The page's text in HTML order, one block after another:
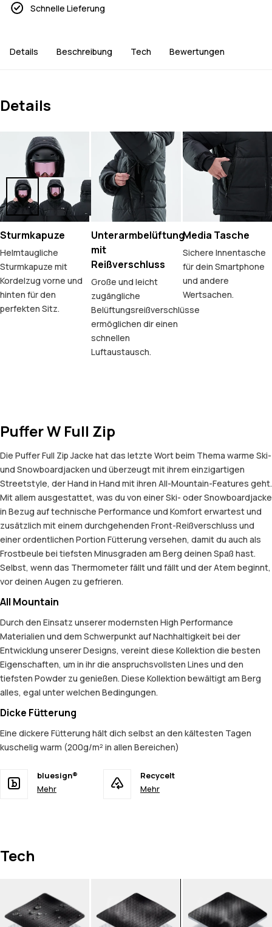
Schnelle Lieferung
Details Beschreibung Tech Bewertungen
Details
Sturmkapuze
Helmtaugliche
Sturmkapuze mit
Kordelzug vorne und
hinten für den
perfekten Sitz.
Unterarmbelüftung
mit
Reißverschluss
Große und leicht
zugängliche
Belüftungsreißverschlüsse
ermöglichen dir einen
schnellen
Luftaustausch.
Media Tasche
Sichere Innentasche
für dein Smartphone
und andere
Wertsachen.
Puffer W Full Zip
Die Puffer Full Zip Jacke hat das letzte Wort beim Thema warme Ski-
und Snowboardjacken und überzeugt mit ihrem einzigartigen
Streetstyle, der Hand in Hand mit ihren All-Mountain-Features geht.
Mit allem ausgestattet, was du von einer Ski- oder Snowboardjacke
in Bezug auf technische Performance und Komfort erwartest und
zusätzlich mit einem durchgehenden Front-Reißverschluss und
einer ordentlichen Portion Fütterung versehen, damit du auch als
Frostbeule bei tiefsten Minusgraden am Berg deinen Spaß hast.
Selbst, wenn das Thermometer fällt und fällt und der Atem beginnt,
vor deinen Augen zu gefrieren.
All Mountain
Durch den Einsatz unserer modernsten High Performance
Materialien und dem Schwerpunkt auf Nachhaltigkeit bei der
Entwicklung unserer Designs, vereint diese Kollektion die besten
Eigenschaften, um in ihr die anspruchsvollsten Lines und den
tiefsten Powder zu genießen. Diese Kollektion bewältigt am Berg
alles, egal unter welchen Bedingungen.
Dicke Fütterung
Eine dickere Fütterung hält dich selbst an den kältesten Tagen
kuschelig warm (200g/m² in allen Bereichen)
bluesign®
Mehr
Recycelt
Mehr
Tech